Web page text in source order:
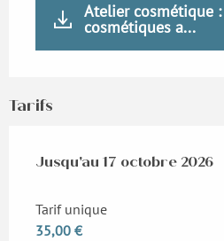
Atelier cosmétique
cosmétiques a...
Tarifs
Du14 mars 2026au17
Jusqu'au 17 octobre 2026
Tarif unique
35,00 €